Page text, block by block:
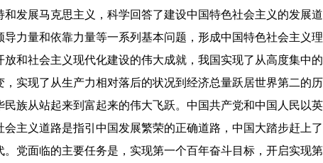
发展马克思主义，科学回答了建设中国特色社会主义的发展
力量和依靠力量等一系列基本问题，形成中国特色社会主义
和社会主义现代化建设的伟大成就，我国实现了从高度集中
实现了从生产力相对落后的状况到经济总量跃居世界第二的
族从站起来到富起来的伟大飞跃。中国共产党和中国人民以
主义道路是指引中国发展繁荣的正确道路，中国大踏步赶上了
党面临的主要任务是，实现第一个百年奋斗目标，开启实现